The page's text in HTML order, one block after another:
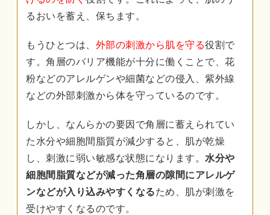
るおいを蓄え、保ちます。
もうひとつは、 外部の刺激から肌を守る役割で
す。角層のバリア機能が十分に働くことで、花
粉などのアレルゲンや細菌などの侵入、紫外線
などの外部刺激から体を守っているのです。
しかし、なんらかの要因で角層に蓄えられてい
た水分や細胞間脂質が減少すると、肌が乾燥
し、刺激に弱い敏感な状態になります。 水分や
細胞間脂質などが減った角層の隙間にアレルゲ
ンなどが入り込みやすくなるため、肌が刺激を
受けやすくなるのです。